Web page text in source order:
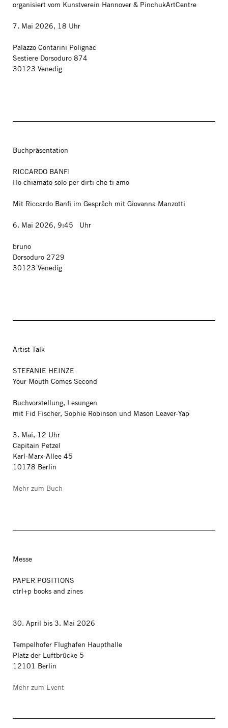
organisiert vom Kunstverein Hannover & PinchukArtCentre
7. Mai 2026, 18 Uhr
Palazzo Contarini Polignac
Sestiere Dorsoduro 874
30123 Venedig
Buchpräsentation
RICCARDO BANFI
Ho chiamato solo per dirti che ti amo
Mit Riccardo Banfi im Gespräch mit Giovanna Manzotti
6. Mai 2026, 9:45 Uhr
bruno
Dorsoduro 2729
30123 Venedig
Artist Talk
STEFANIE HEINZE
Your Mouth Comes Second
Buchvorstellung, Lesungen
mit Fid Fischer, Sophie Robinson und Mason Leaver-Yap
3. Mai, 12 Uhr
Capitain Petzel
Karl-Marx-Allee 45
10178 Berlin
Mehr zum Buch
Messe
PAPER POSITIONS
ctrl+p books and zines
30. April bis 3. Mai 2026
Tempelhofer Flughafen Haupthalle
Platz der Luftbrücke 5
12101 Berlin
Mehr zum Event